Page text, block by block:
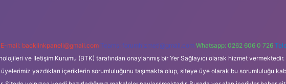
E-mail: backlinkpaneli@gmail.com Teams: forumhizmeti@gmail.com Whatsapp: 0262 606 0 726
ve İletişim Kurumu (BTK) tarafından onaylanmış bir Yer Sağlayıcı olarak hizmet
yazdıkları içeriklerin sorumluluğunu taşımakta olup, siteye üye olarak bu sorumluluğu